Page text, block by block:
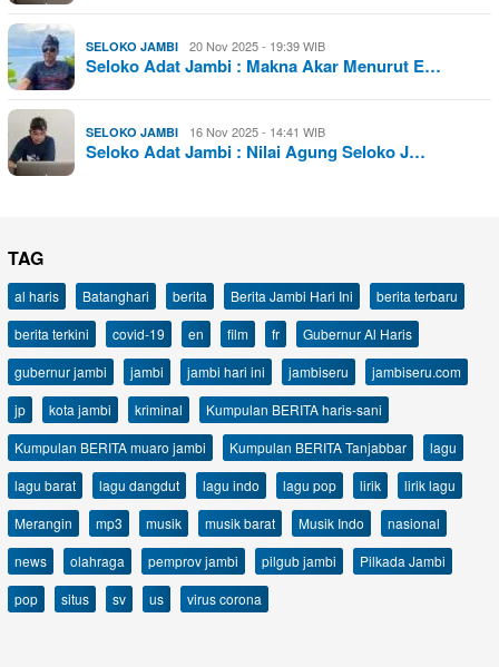
SELOKO JAMBI 20 Nov 2025 - 19:39 WIB
Seloko Adat Jambi : Makna Akar Menurut E…
SELOKO JAMBI 16 Nov 2025 - 14:41 WIB
Seloko Adat Jambi : Nilai Agung Seloko J…
TAG
al haris Batanghari berita Berita Jambi Hari Ini
berita terbaru
berita terkini
covid-19 en film fr
Gubernur Al Haris
gubernur jambi
jambi jambi hari ini jambiseru
jambiseru.com
jp
kota jambi kriminal
Kumpulan BERITA haris-sani
Kumpulan BERITA muaro jambi
Kumpulan BERITA Tanjabbar
lagu
lagu barat
lagu dangdut lagu indo lagu pop lirik
lirik lagu
Merangin
mp3 musik musik barat Musik Indo
nasional
news
olahraga pemprov jambi pilgub jambi
Pilkada Jambi
pop
situs sv us virus corona